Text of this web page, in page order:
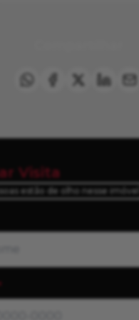
Visita
estão de olho nesse imóvel